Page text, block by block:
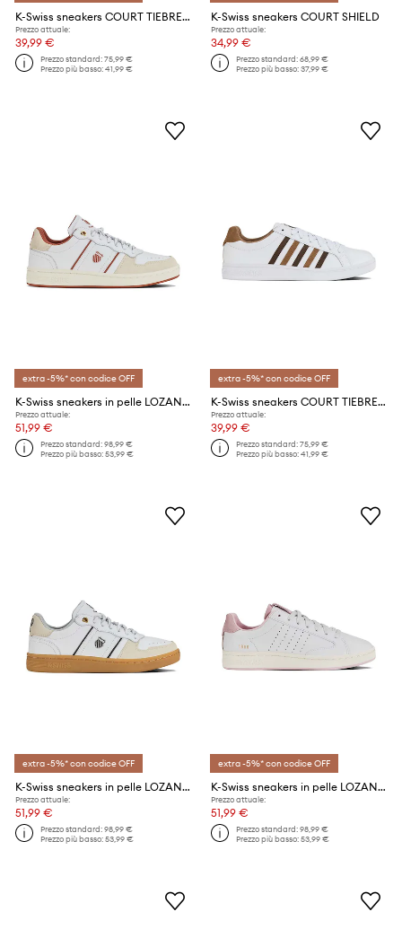
K-Swiss sneakers COURT TIEBREAK
Prezzo attuale:
39,99 €
Prezzo standard:75,99 €
Prezzo più basso:41,99 €
K-Swiss sneakers COURT SHIELD
Prezzo attuale:
34,99 €
Prezzo standard:68,99 €
Prezzo più basso:37,99 €
extra -5%* con codice OFF
K-Swiss sneakers in pelle LOZAN MATCH TC
Prezzo attuale:
51,99 €
Prezzo standard:98,99 €
Prezzo più basso:53,99 €
extra -5%* con codice OFF
K-Swiss sneakers COURT TIEBREAK
Prezzo attuale:
39,99 €
Prezzo standard:75,99 €
Prezzo più basso:41,99 €
extra -5%* con codice OFF
K-Swiss sneakers in pelle LOZAN MATCH TC
Prezzo attuale:
51,99 €
Prezzo standard:98,99 €
Prezzo più basso:53,99 €
extra -5%* con codice OFF
K-Swiss sneakers in pelle LOZAN KLUB LTH
Prezzo attuale:
51,99 €
Prezzo standard:98,99 €
Prezzo più basso:53,99 €